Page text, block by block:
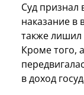
Суд признал
наказание в
также лишил
Кроме того,
в доход